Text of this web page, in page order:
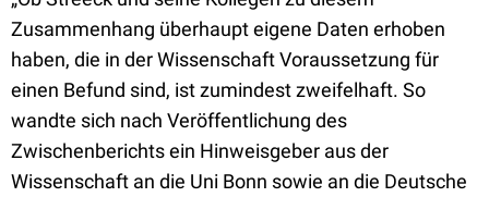
Zusammenhang überhaupt eigene Daten erhoben
haben, die in der Wissenschaft Voraussetzung für
einen Befund sind, ist zumindest zweifelhaft. So
wandte sich nach Veröffentlichung des
Zwischenberichts ein Hinweisgeber aus der
Wissenschaft an die Uni Bonn sowie an die Deutsche